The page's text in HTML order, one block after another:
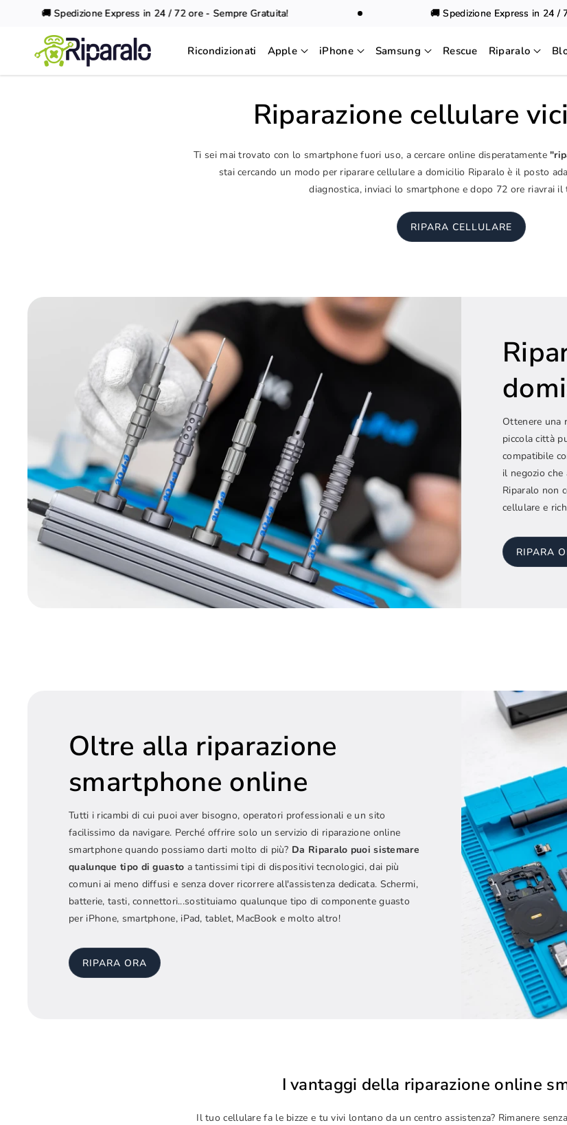
contenuto
🚚 Spedizione Express in 24 / 72 ore - Sempre Gratuita! 🚚 Spedizione Express in 24 / 72
Ricondizionati Apple iPhone Samsung Rescue Riparalo
Riparazione cellulare
Ti sei mai trovato con lo smartphone fuori uso, a cercare online disperatamente
stai cercando un modo per riparare cellulare a domicilio Riparalo è il posto
diagnostica, inviaci lo smartphone e dopo 72 ore riavrai il
RIPARA CELLULARE
Ottenere una
piccola città
compatibile
il negozio
Riparalo non
cellulare e
RIPARA
Oltre alla riparazione
smartphone online
Tutti i ricambi di cui puoi aver bisogno, operatori professionali e un sito
facilissimo da navigare. Perché offrire solo un servizio di riparazione online
smartphone quando possiamo darti molto di più? Da Riparalo puoi sistemare
qualunque tipo di guasto a tantissimi tipi di dispositivi tecnologici, dai più
comuni ai meno diffusi e senza dover ricorrere all'assistenza dedicata. Schermi,
batterie, tasti, connettori...sostituiamo qualunque tipo di componente guasto
per iPhone, smartphone, iPad, tablet, MacBook e molto altro!
RIPARA ORA
I vantaggi della riparazione online
Il tuo cellulare fa le bizze e tu vivi lontano da un centro assistenza? Rimanere